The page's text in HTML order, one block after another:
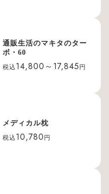
通販生活のマキタのター
ボ・60
税込 14,800～17,845 円
メディカル枕
税込 10,780 円